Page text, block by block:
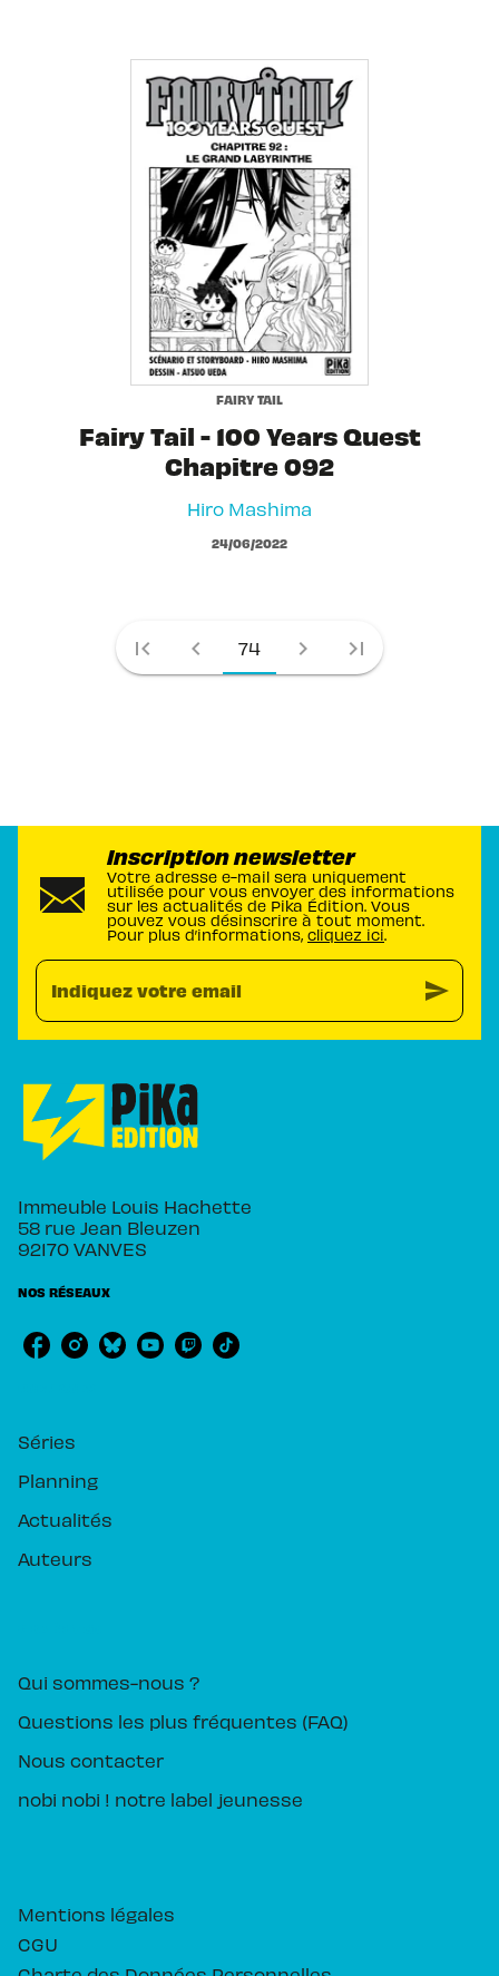
FAIRY TAIL
Fairy Tail - 100 Years Quest
Chapitre 092
Hiro Mashima
24/06/2022
first_page chevron_left 74 chevron_right last_page
Inscription newsletter
Votre adresse e-mail sera uniquement
utilisée pour vous envoyer des informations
sur les actualités de Pika Édition. Vous
pouvez vous désinscrire à tout moment.
Pour plus d’informations, cliquez ici.
Indiquez votre email send
Immeuble Louis Hachette
58 rue Jean Bleuzen
92170 VANVES
NOS RÉSEAUX
Séries
Planning
Actualités
Auteurs
Qui sommes-nous ?
Questions les plus fréquentes (FAQ)
Nous contacter
nobi nobi ! notre label jeunesse
Mentions légales
CGU